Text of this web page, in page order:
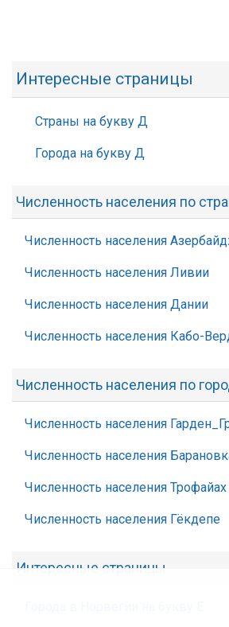
Интересные страницы
Страны на букву Д
Города на букву Д
Численность населения по
Численность населения
Численность населения Ливии
Численность населения Дании
Численность населения Кабо-
Численность населения по
Численность населения
Численность населения
Численность населения Трофайах
Численность населения Гёкдепе
Интересные страницы